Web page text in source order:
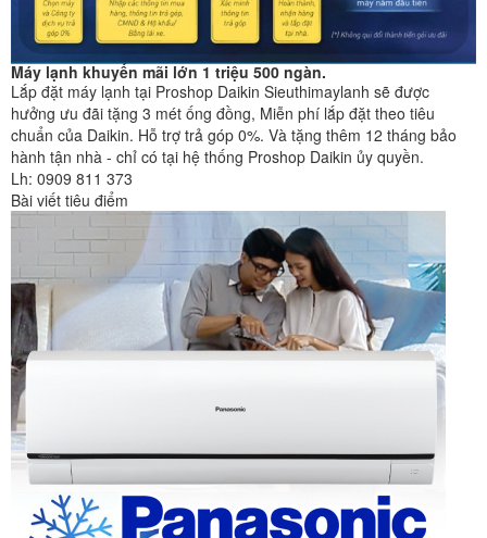
Máy lạnh khuyến mãi lớn 1 triệu 500 ngàn.
Lắp đặt máy lạnh tại Proshop Daikin Sieuthimaylanh sẽ được
hưởng ưu đãi tặng 3 mét ống đồng, Miễn phí lắp đặt theo tiêu
chuẩn của Daikin. Hỗ trợ trả góp 0%. Và tặng thêm 12 tháng bảo
hành tận nhà - chỉ có tại hệ thống Proshop Daikin ủy quyền.
Lh: 0909 811 373
Bài viết tiêu điểm